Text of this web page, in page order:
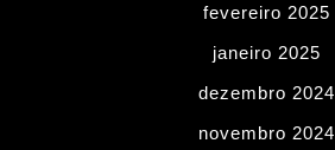
fevereiro 2025
janeiro 2025
dezembro 2024
novembro 2024